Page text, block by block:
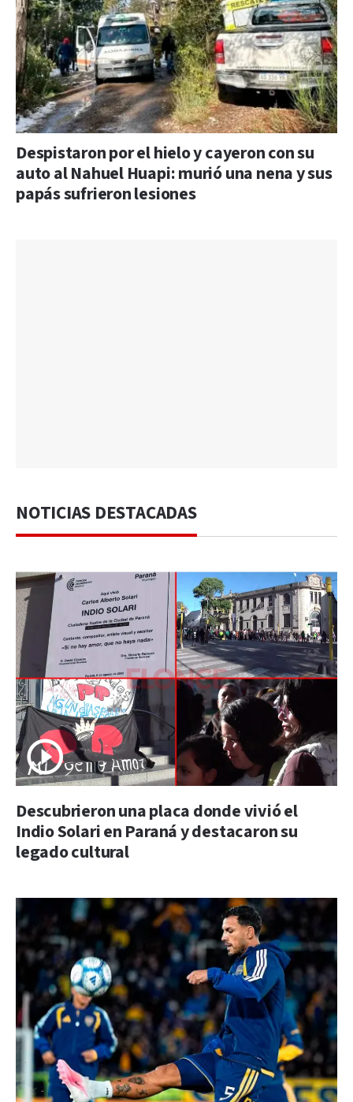
Despistaron por el hielo y cayeron con su
auto al Nahuel Huapi: murió una nena y sus
papás sufrieron lesiones
NOTICIAS DESTACADAS
Descubrieron una placa donde vivió el
Indio Solari en Paraná y destacaron su
legado cultural